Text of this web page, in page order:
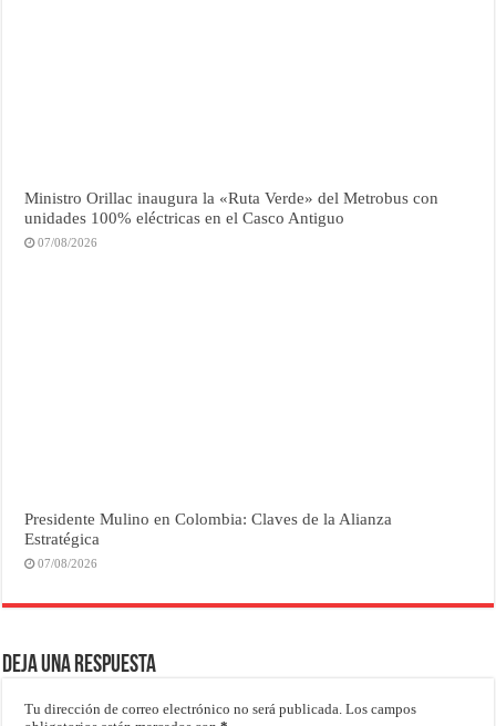
Ministro Orillac inaugura la «Ruta Verde» del Metrobus con
unidades 100% eléctricas en el Casco Antiguo
07/08/2026
Presidente Mulino en Colombia: Claves de la Alianza
Estratégica
07/08/2026
Deja una respuesta
Tu dirección de correo electrónico no será publicada. Los campos